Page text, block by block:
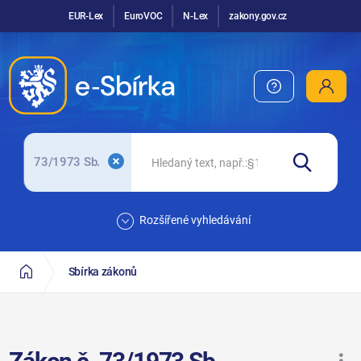
EUR-Lex EuroVOC N-Lex zakony.gov.cz
73/1973 Sb.
Rozšířené vyhledávání
Sbírka zákonů